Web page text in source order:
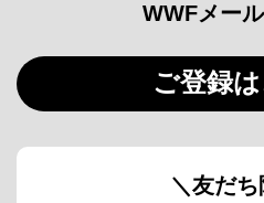
WWFメー
ご登録
＼友だち